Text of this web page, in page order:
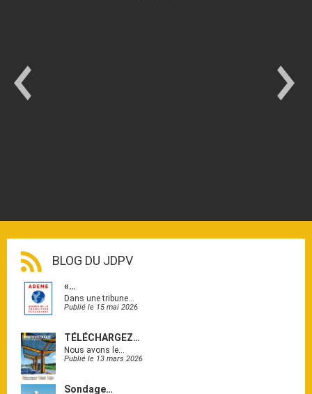
BLOG DU JDPV
«…
Dans une tribune…
Publié le 15 mai 2026
TÉLÉCHARGEZ…
Nous avons le…
Publié le 13 mars 2026
Sondage…